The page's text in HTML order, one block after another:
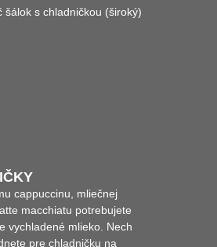
cappuccinu, mliečnej
macchiatu potrebujete
vychladené mlieko. Nech
pre chladničku na